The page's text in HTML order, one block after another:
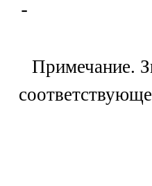
-
Примечание.